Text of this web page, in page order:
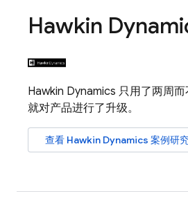
Hawkin
Hawkin Dynamics 只用了两周
就对产品进行了升级。
查看 Hawkin Dynamics 案例研